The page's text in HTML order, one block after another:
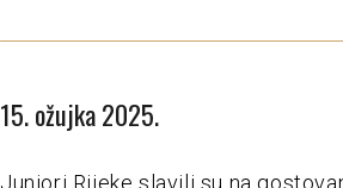
15. ožujka 2025.
Juniori Rijeke slavili su na